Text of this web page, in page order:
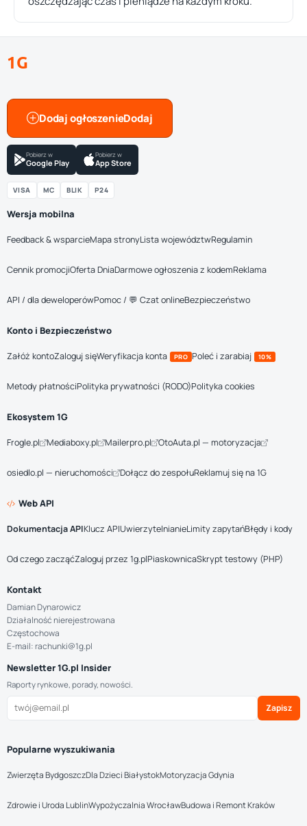
1G
Dodaj ogłoszenie
Pobierz w
Google Play
Pobierz w
App Store
VISA MC BLIK P24
Wersja mobilna
Feedback & wsparcieMapa stronyLista województwRegulamin
Cennik promocjiOferta DniaDarmowe ogłoszenia z kodemReklama
API / dla deweloperówPomoc / 💬 Czat onlineBezpieczeństwo
Konto i Bezpieczeństwo
Załóż kontoZaloguj sięWeryfikacja konta PRO Poleć i zarabiaj 10%
Metody płatnościPolityka prywatności (RODO)Polityka cookies
Ekosystem 1G
Frogle.pl Mediaboxy.pl Mailerpro.pl OtoAuta.pl — motoryzacja
osiedlo.pl — nieruchomości Dołącz do zespołuReklamuj się na 1G
Web API
Dokumentacja APIKlucz APIUwierzytelnianieLimity zapytańBłędy i kody
Od czego zacząćZaloguj przez 1g.plPiaskownicaSkrypt testowy (PHP)
Kontakt
Damian Dynarowicz
Działalność nierejestrowana
Częstochowa
E-mail: rachunki@1g.pl
Newsletter 1G.pl Insider
Raporty rynkowe, porady, nowości.
Zapisz
Popularne wyszukiwania
Zwierzęta BydgoszczDla Dzieci BiałystokMotoryzacja Gdynia
Zdrowie i Uroda LublinWypożyczalnia WrocławBudowa i Remont Kraków